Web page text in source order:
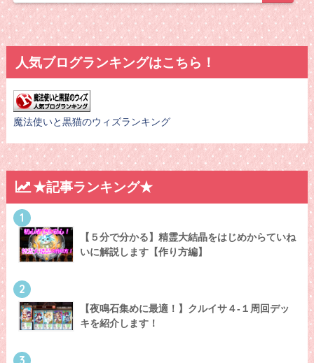
人気ブログランキングはこちら！
魔法使いと黒猫のウィズランキング
★記事ランキング★
1
【５分で分かる】精霊大結晶をはじめからていね
いに解説します【作り方編】
2
【夜鳴石集めに最適！】クルイサ４-１周回デッ
キを紹介します！